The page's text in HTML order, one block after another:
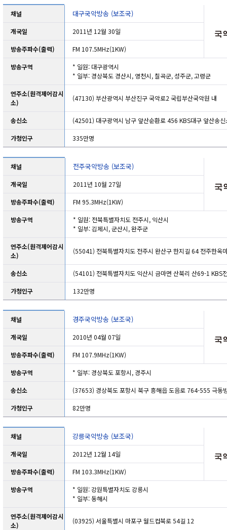
채널 대구국악방송 (보조국)
개국일 2011년 12월 30일
방송주파수(출력) FM 107.5MHz(1KW)
방송구역
* 일원: 대구광역시
* 일부: 경상북도 경산시, 영천시, 칠곡군, 성주군, 고령군
연주소(원격제어감시
소)
(47130) 부산광역시 부산진구 국악로2 국립부산국악원 내
송신소 (42501) 대구광역시 남구 앞산순환로 456 KBS대구 앞산송신
가청인구 335만명
채널 전주국악방송 (보조국)
개국일 2011년 10월 27일
방송주파수(출력) FM 95.3MHz(1KW)
방송구역
* 일원: 전북특별자치도 전주시, 익산시
* 일부: 김제시, 군산시, 완주군
연주소(원격제어감시
소)
(55041) 전북특별자치도 전주시 완산구 한지길 64 전주한옥
송신소 (54101) 전북특별자치도 익산시 금마면 산북리 산69-1 KBS
가청인구 132만명
채널 경주국악방송 (보조국)
개국일 2010년 04월 07일
방송주파수(출력) FM 107.9MHz(1KW)
방송구역 * 일부: 경상북도 포항시, 경주시
송신소 (37653) 경상북도 포항시 북구 흥해읍 도음로 764-555 극동
가청인구 82만명
채널 강릉국악방송 (보조국)
개국일 2012년 12월 14일
방송주파수(출력) FM 103.3MHz(1KW)
방송구역
* 일원: 강원특별자치도 강릉시
* 일부: 동해시
연주소(원격제어감시
소)
(03925) 서울특별시 마포구 월드컵북로 54길 12